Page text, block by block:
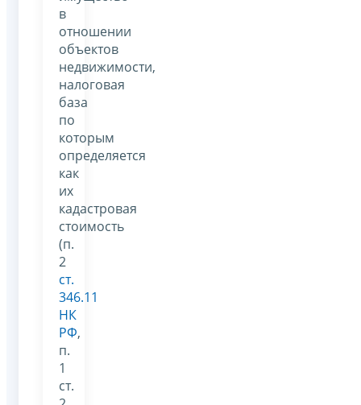
в
отношении
объектов
недвижимости,
налоговая
база
по
которым
определяется
как
их
кадастровая
стоимость
(п.
2
ст.
346.11
НК
РФ,
п.
1
ст.